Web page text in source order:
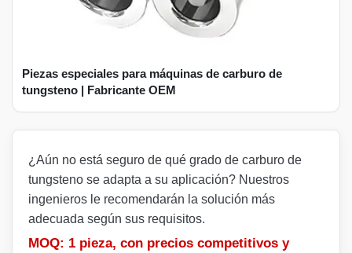
Piezas especiales para máquinas de carburo de
tungsteno | Fabricante OEM
¿Aún no está seguro de qué grado de carburo de
tungsteno se adapta a su aplicación? Nuestros
ingenieros le recomendarán la solución más
adecuada según sus requisitos.
MOQ: 1 pieza, con precios competitivos y